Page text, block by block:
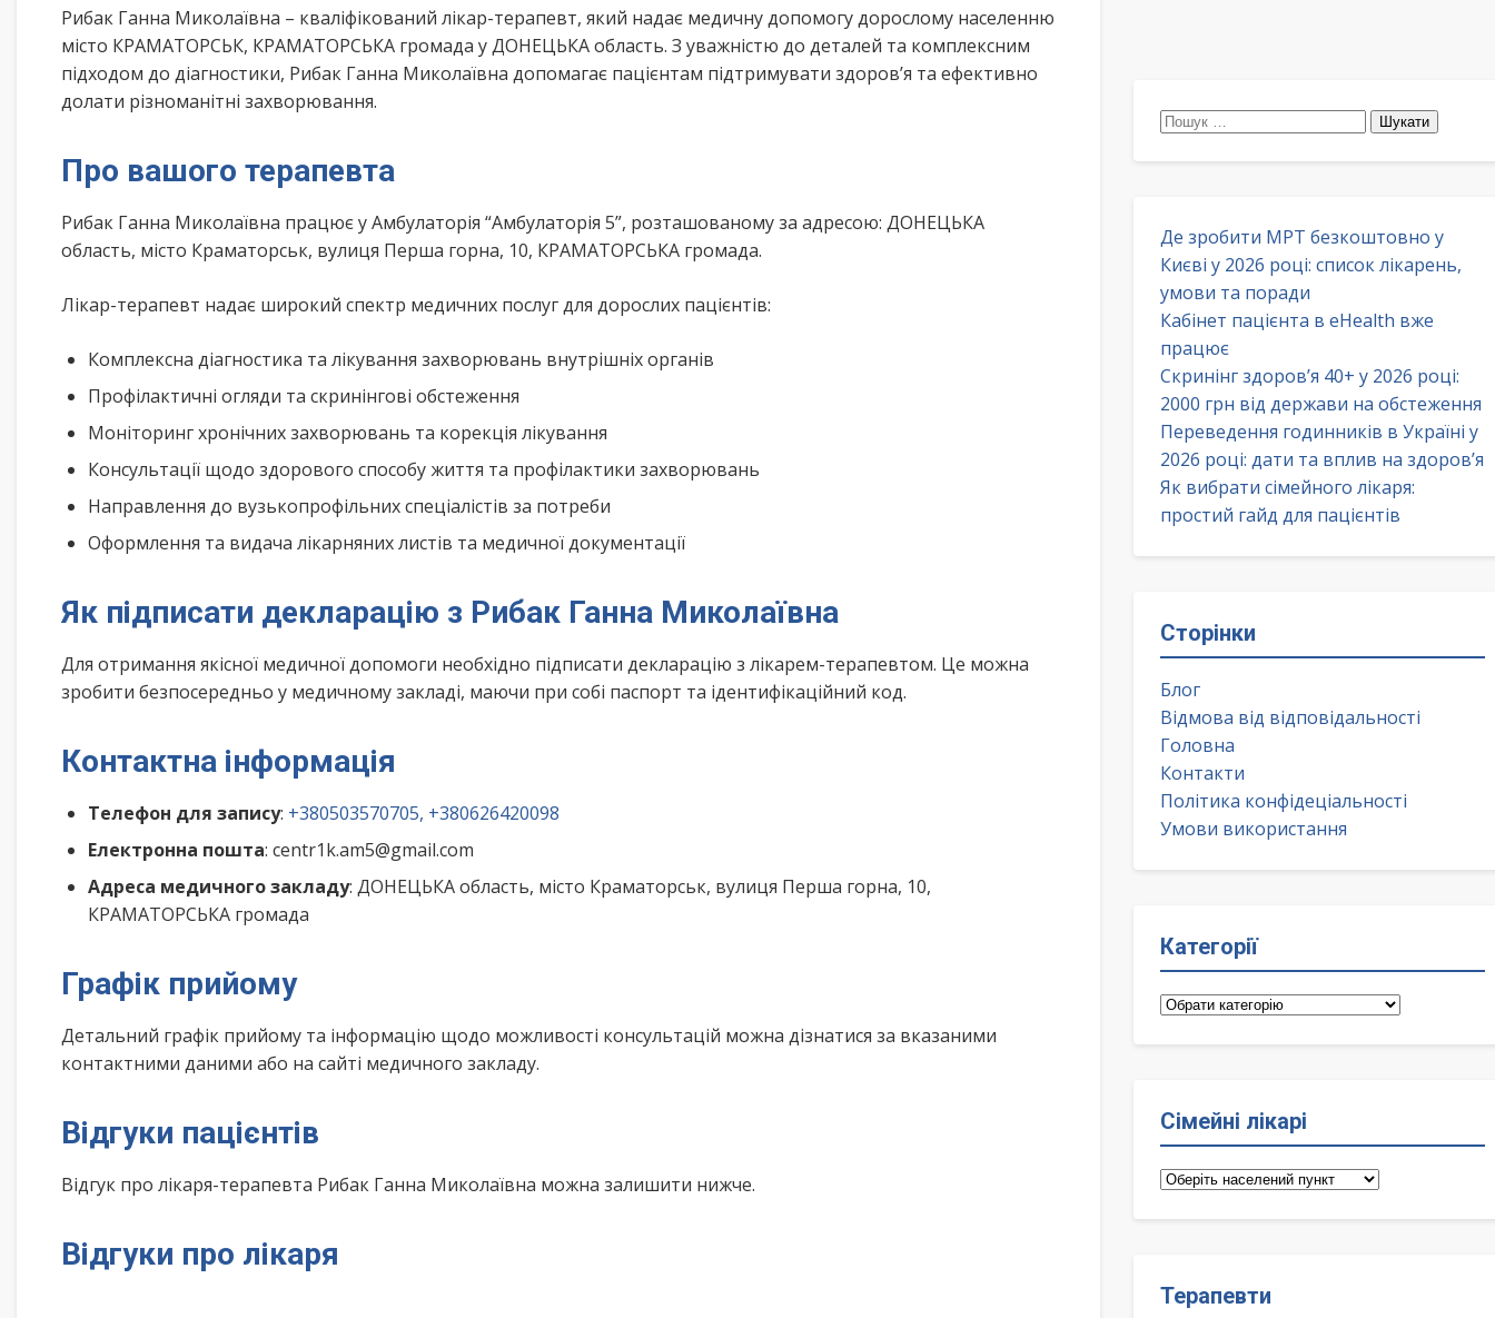
Рибак Ганна Миколаївна – кваліфікований лікар-терапевт, який надає медичну допомогу дорослому населенню
місто КРАМАТОРСЬК, КРАМАТОРСЬКА громада у ДОНЕЦЬКА область. З уважністю до деталей та комплексним
підходом до діагностики, Рибак Ганна Миколаївна допомагає пацієнтам підтримувати здоров’я та ефективно
долати різноманітні захворювання.
Про вашого терапевта
Рибак Ганна Миколаївна працює у Амбулаторія “Амбулаторія 5”, розташованому за адресою: ДОНЕЦЬКА
область, місто Краматорськ, вулиця Перша горна, 10, КРАМАТОРСЬКА громада.
Лікар-терапевт надає широкий спектр медичних послуг для дорослих пацієнтів:
Комплексна діагностика та лікування захворювань внутрішніх органів
Профілактичні огляди та скринінгові обстеження
Моніторинг хронічних захворювань та корекція лікування
Консультації щодо здорового способу життя та профілактики захворювань
Направлення до вузькопрофільних спеціалістів за потреби
Оформлення та видача лікарняних листів та медичної документації
Як підписати декларацію з Рибак Ганна Миколаївна
Для отримання якісної медичної допомоги необхідно підписати декларацію з лікарем-терапевтом. Це можна
зробити безпосередньо у медичному закладі, маючи при собі паспорт та ідентифікаційний код.
Контактна інформація
Телефон для запису: +380503570705, +380626420098
Електронна пошта: centr1k.am5@gmail.com
Адреса медичного закладу: ДОНЕЦЬКА область, місто Краматорськ, вулиця Перша горна, 10,
КРАМАТОРСЬКА громада
Графік прийому
Детальний графік прийому та інформацію щодо можливості консультацій можна дізнатися за вказаними
контактними даними або на сайті медичного закладу.
Відгуки пацієнтів
Відгук про лікаря-терапевта Рибак Ганна Миколаївна можна залишити нижче.
Відгуки про лікаря
Пошук:
Де зробити МРТ безкоштовно у
Києві у 2026 році: список лікарень,
умови та поради
Кабінет пацієнта в eHealth вже
працює
Скринінг здоров’я 40+ у 2026 році:
2000 грн від держави на обстеження
Переведення годинників в Україні у
2026 році: дати та вплив на здоров’я
Як вибрати сімейного лікаря:
простий гайд для пацієнтів
Сторінки
Блог
Відмова від відповідальності
Головна
Контакти
Політика конфідеціальності
Умови використання
Категорії
Категорії
Сімейні лікарі
Сімейні
Терапевти